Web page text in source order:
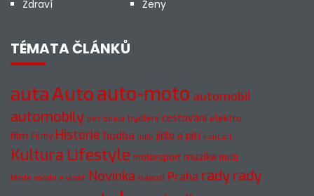
Zdraví
Ženy
TÉMATA ČLÁNKŮ
autaAutoauto-moto automobil
automobily bez obalu bydlení cestování elektro
film Filmy Historie hudba jídlo jídlo a pití koncert
Kultura Lifestyle motorsport muzika muži
Móda móda a vizáž Novinka návod Praha radyrady